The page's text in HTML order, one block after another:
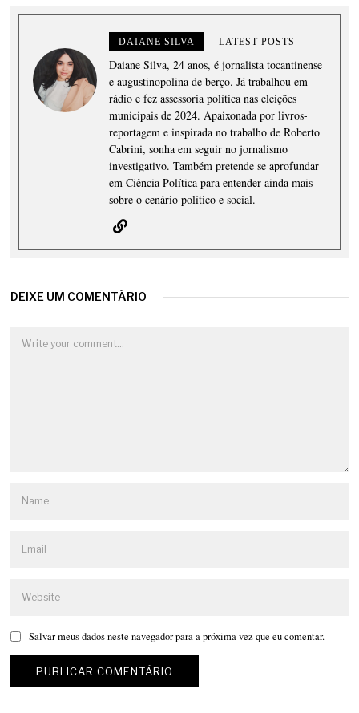
DAIANE SILVA LATEST POSTS
Daiane Silva, 24 anos, é jornalista tocantinense
e augustinopolina de berço. Já trabalhou em
rádio e fez assessoria política nas eleições
municipais de 2024. Apaixonada por livros-
reportagem e inspirada no trabalho de Roberto
Cabrini, sonha em seguir no jornalismo
investigativo. Também pretende se aprofundar
em Ciência Política para entender ainda mais
sobre o cenário político e social.
DEIXE UM COMENTÁRIO
Salvar meus dados neste navegador para a próxima vez que eu comentar.